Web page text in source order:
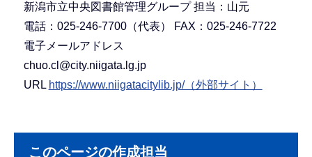
新潟市立中央図書館管理グループ 担当：山元
電話：025-246-7700（代表） FAX：025-246-7722
電子メールアドレス
chuo.cl@city.niigata.lg.jp
URL https://www.niigatacitylib.jp/（外部サイト）
このページの作成担当